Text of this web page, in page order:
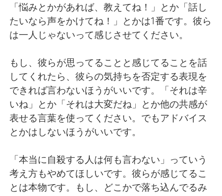
「悩みとかがあれば、教えてね！」とか「話し
たいなら声をかけてね！」とかは1番です。彼ら
は一人じゃないって感じさせてください。
もし、彼らが思ってることと感じてることを話
してくれたら、彼らの気持ちを否定する表現を
できれば言わないほうがいいです。「それは辛
いね」とか「それは大変だね」とか他の共感が
表せる言葉を使ってください。でもアドバイス
とかはしないほうがいいです。
「本当に自殺する人は何も言わない」っていう
考え方もやめてほしいです。彼らが感じてるこ
とは本物です。もし、どこかで落ち込んでるみ